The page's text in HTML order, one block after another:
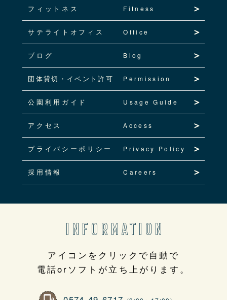
フィットネス Fitness
サテライトオフィス Office
ブログ Blog
団体貸切・イベント許可 Permission
公園利用ガイド Usage Guide
アクセス Access
プライバシーポリシー Privacy Policy
採用情報 Careers
INFORMATION
アイコンをクリックで自動で
電話orソフトが立ち上がります。